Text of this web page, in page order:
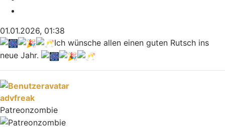
01.01.2026, 01:38
Ich wünsche allen einen guten Rutsch ins
neue Jahr.
Nach oben
advfreak
Patreonzombie